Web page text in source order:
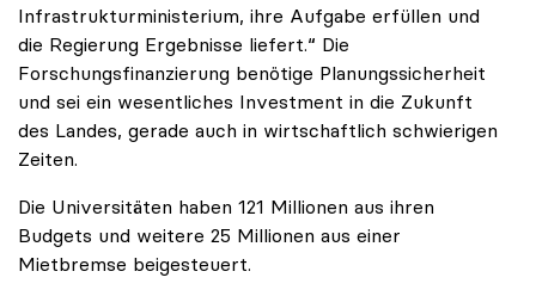
Infrastrukturministerium, ihre Aufgabe erfüllen und
die Regierung Ergebnisse liefert.“ Die
Forschungsfinanzierung benötige Planungssicherheit
und sei ein wesentliches Investment in die Zukunft
des Landes, gerade auch in wirtschaftlich schwierigen
Zeiten.
Die Universitäten haben 121 Millionen aus ihren
Budgets und weitere 25 Millionen aus einer
Mietbremse beigesteuert.